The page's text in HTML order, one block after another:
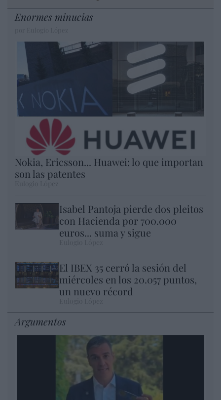
Enormes minucias
Nokia, Ericsson... Huawei: lo que importan
son las patentes
Isabel Pantoja pierde dos pleitos
con Hacienda por 700.000
euros... suma y sigue
El IBEX 35 cerró la sesión del
miércoles en los 20.057 puntos,
un nuevo récord
Argumentos